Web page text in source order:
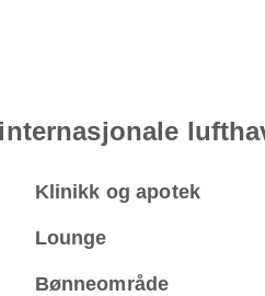
Klinikk og apotek
Lounge
Bønneområde